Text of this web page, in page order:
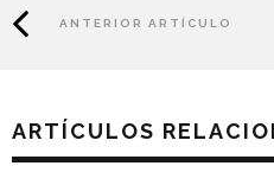
de señales, entre otras
litros con cinco plazas.
Técnico de SEAT en
del Grupo Volkswagen en
ANTERIOR ARTÍCULO
ARTÍCULOS